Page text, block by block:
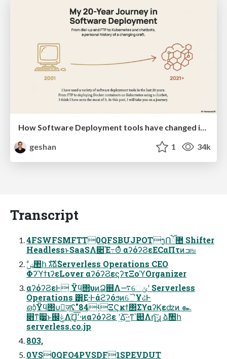
geshan
1 34k
Transcript
4FSWFSMFTT0QFSBUJPOTງՈོ޺ Shifter
HeadlessͱSaaSΛ૊Έ߹Θͤͨ αʔόʔϨεECαΠτͷߏங
ΦʔϓϯιʔεLover αʔόʔϨεϛʔτΞοϓOrganizer
αʔόʔϨεͰ Ϋϥ΢υͷՁ஋Λ࠷େݶʹ Serverless
Operations ͸͜Ε·ͰάϩʔόϧͷୈҰઢͰ
ഓ͖ͬͯͨΫϥ΢υٕज़ʢ"84ʵΞϚκϯ΢ΣϒαʔϏεʣͷ ๛
෋ͳ࣮੷ͱ஌ݟΛ׆͔͠ɺ͓٬͞·ͷαʔόʔϨε ʹؔ͢Δ͞·͟·ͳ՝୊Λղܾ͠·͢ɻ ձࣾ঺հ
serverless.co.jp
803,
0VS0QFO4PVSDF1SPEVDUT